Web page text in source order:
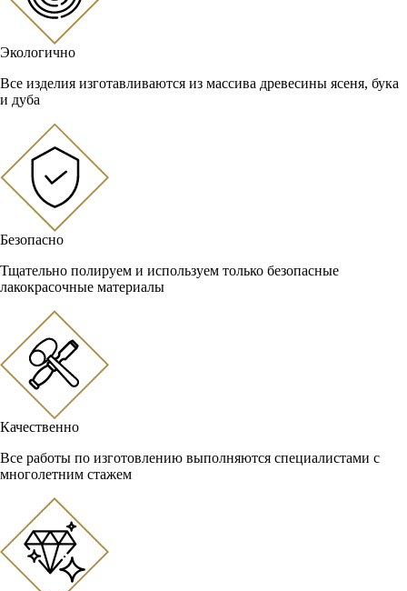
Экологично
Все изделия изготавливаются из массива древесины ясеня, бука
и дуба
Безопасно
Тщательно полируем и используем только безопасные
лакокрасочные материалы
Качественно
Все работы по изготовлению выполняются специалистами с
многолетним стажем